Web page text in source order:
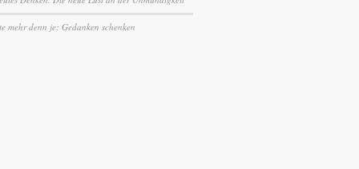
mehr denn je: Gedanken schenken